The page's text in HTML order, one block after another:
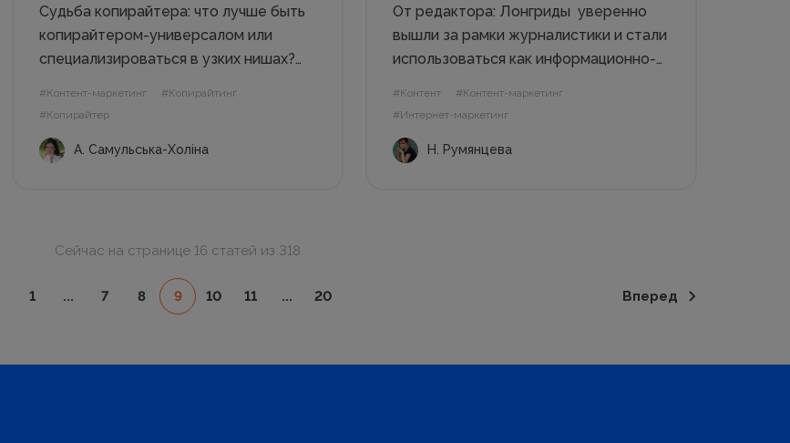
Судьба копирайтера: что лучше быть
копирайтером-универсалом или
специализироваться в узких нишах?
«копирайтера для инфобизнеса»,
этой или другой...
#Контент-маркетинг
#Копирайтинг
#Копирайтер
А. Самульська-Холіна
От редактора: Лонгриды уверенно
вышли за рамки журналистики и стали
использоваться как информационно-
зачем и как писать лонгриды, а
#Контент
#Контент-маркетинг
#Интернет-маркетинг
Н. Румянцева
Сейчас на странице 16 статей из 318
1 ... 7 8 9 10 11 ... 20 Вперед